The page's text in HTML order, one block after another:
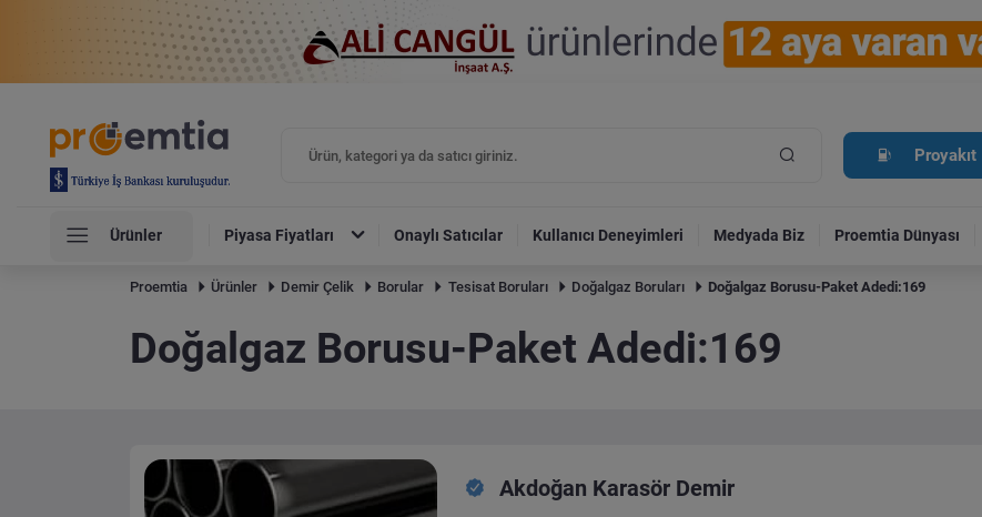
Proyakıt
Ürünler Piyasa Fiyatları Onaylı Satıcılar Kullanıcı Deneyimleri Medyada Biz Proemtia Dünyası
Proemtia Ürünler Demir Çelik Borular Tesisat Boruları Doğalgaz Boruları Doğalgaz Borusu-Paket Adedi:169
Doğalgaz Borusu-Paket Adedi:169
Akdoğan Karasör Demir